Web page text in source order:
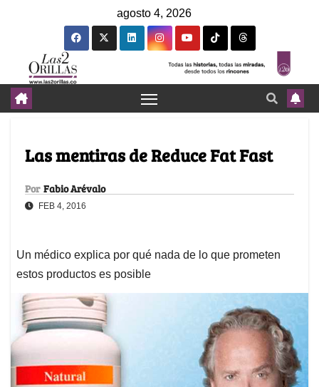
agosto 4, 2026
Las mentiras de Reduce Fat Fast
Por Fabio Arévalo
FEB 4, 2016
Un médico explica por qué nada de lo que prometen
estos productos es posible